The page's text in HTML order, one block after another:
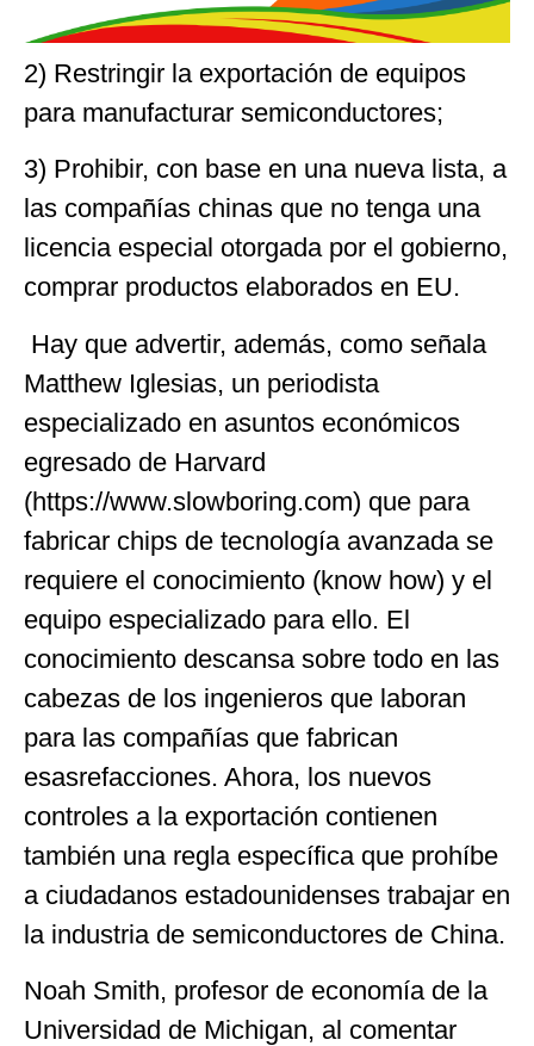
2) Restringir la exportación de equipos
para manufacturar semiconductores;
3) Prohibir, con base en una nueva lista, a
las compañías chinas que no tenga una
licencia especial otorgada por el gobierno,
comprar productos elaborados en EU.
Hay que advertir, además, como señala
Matthew Iglesias, un periodista
especializado en asuntos económicos
egresado de Harvard
(https://www.slowboring.com) que para
fabricar chips de tecnología avanzada se
requiere el conocimiento (know how) y el
equipo especializado para ello. El
conocimiento descansa sobre todo en las
cabezas de los ingenieros que laboran
para las compañías que fabrican
esasrefacciones. Ahora, los nuevos
controles a la exportación contienen
también una regla específica que prohíbe
a ciudadanos estadounidenses trabajar en
la industria de semiconductores de China.
Noah Smith, profesor de economía de la
Universidad de Michigan, al comentar